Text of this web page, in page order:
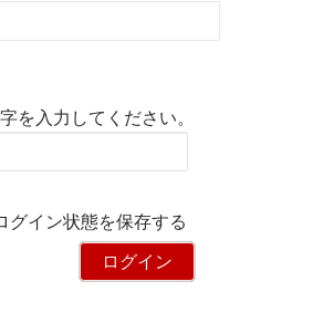
を入力してください。
グイン状態を保存する